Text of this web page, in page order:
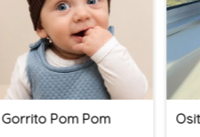
Gorrito Pom Pom